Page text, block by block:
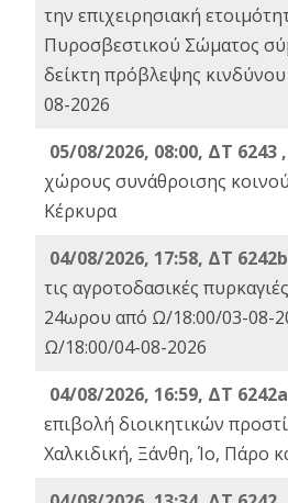
την επιχειρησιακή
Πυροσβεστικού Σώματος
δείκτη πρόβλεψης κινδύνου
08-2026
05/08/2026, 08:00, ΔΤ 6243 ,
χώρους συνάθροισης
Κέρκυρα
04/08/2026, 17:58, ΔΤ
τις αγροτοδασικές
24ωρου από Ω/18:00/03-08-
Ω/18:00/04-08-2026
04/08/2026, 16:59, ΔΤ
επιβολή διοικητικών
Χαλκιδική, Ξάνθη, Ίο, Πάρο